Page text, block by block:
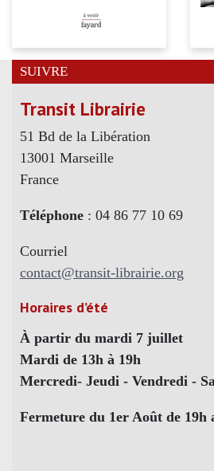
SUIVRE
Transit Librairie
51 Bd de la Libération
13001 Marseille
France
Téléphone : 04 86 77 10 69
Courriel
contact@transit-librairie.org
Horaires d’été
À partir du mardi 7 juillet
Mardi de 13h à 19h
Mercredi- Jeudi - Vendredi -
Fermeture du 1er Août de 19h